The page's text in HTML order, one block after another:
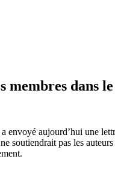
membres dans
aujourd’hui une
pas les